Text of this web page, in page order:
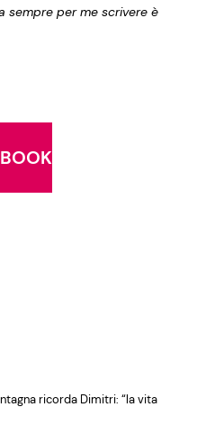
sempre per me scrivere è
ricorda Dimitri: “la vita